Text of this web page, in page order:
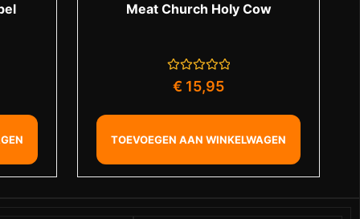
Meat Church Holy Cow
Gewaardeerd
5
€ 15,95
TOEVOEGEN AAN WINKELWAGEN